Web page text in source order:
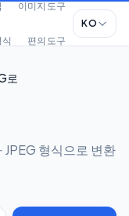
이미지 도구
편의 도구
KO
로
형식으로 변환